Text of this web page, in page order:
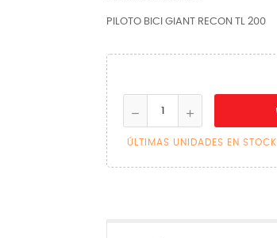
PILOTO BICI GIANT RECON TL 200
ÚLTIMAS UNIDADES EN STOCK